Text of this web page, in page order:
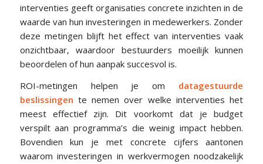
interventies geeft organisaties concrete inzichten in de
waarde van hun investeringen in medewerkers. Zonder
deze metingen blijft het effect van interventies vaak
onzichtbaar, waardoor bestuurders moeilijk kunnen
beoordelen of hun aanpak succesvol is.
ROI-metingen helpen je om datagestuurde
beslissingen te nemen over welke interventies het
meest effectief zijn. Dit voorkomt dat je budget
verspilt aan programma’s die weinig impact hebben.
Bovendien kun je met concrete cijfers aantonen
waarom investeringen in werkvermogen noodzakelijk